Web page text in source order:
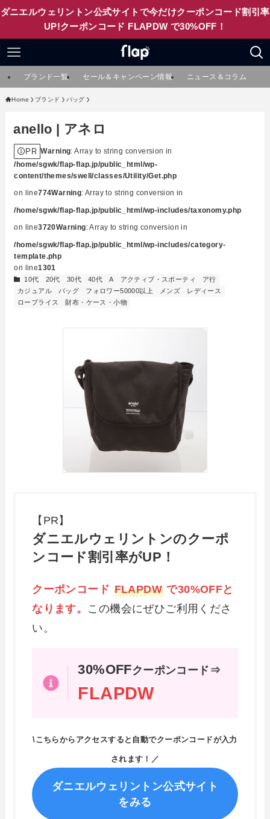
ダニエルウェリントン公式サイトで今だけクーポンコード割引率
UP!クーポンコード FLAPDW で30%OFF！
ブランド一覧 セール＆キャンペーン情報 ニュース＆コラム
Home ブランド バッグ
anello | アネロ
PR Warning: Array to string conversion in
/home/sgwk/flap-flap.jp/public_html/wp-
content/themes/swell/classes/Utility/Get.php
on line774Warning: Array to string conversion in
/home/sgwk/flap-flap.jp/public_html/wp-includes/taxonomy.php
on line3720Warning: Array to string conversion in
/home/sgwk/flap-flap.jp/public_html/wp-includes/category-
template.php
on line1301
10代 20代 30代 40代 A アクティブ・スポーティ
ア行
カジュアル
バッグ フォロワー50000以上 メンズ
レディース
ロープライス
財布・ケース・小物
【PR】
ダニエルウェリントンのクーポ
ンコード割引率がUP！
クーポンコード FLAPDWで30%OFFと
なります。 この機会にぜひご利用くださ
い。
30%OFFクーポンコード⇒
FLAPDW
\こちらからアクセスすると自動でクーポンコードが入力
されます！／
ダニエルウェリントン公式サイト
をみる